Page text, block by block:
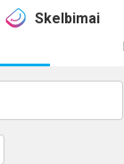
Skelbimai